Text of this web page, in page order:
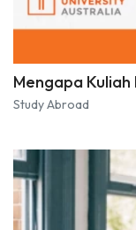
Mengapa Kuliah
Study Abroad